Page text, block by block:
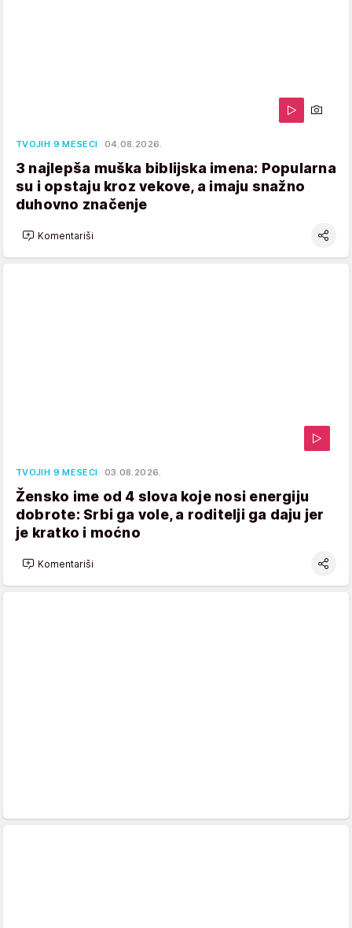
TVOJIH 9 MESECI 04.08.2026.
3 najlepša muška biblijska imena: Popularna
su i opstaju kroz vekove, a imaju snažno
duhovno značenje
Komentariši
TVOJIH 9 MESECI 03.08.2026.
Žensko ime od 4 slova koje nosi energiju
dobrote: Srbi ga vole, a roditelji ga daju jer
je kratko i moćno
Komentariši